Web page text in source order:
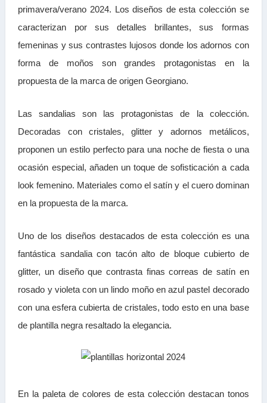
primavera/verano 2024. Los diseños de esta colección se
caracterizan por sus detalles brillantes, sus formas
femeninas y sus contrastes lujosos donde los adornos con
forma de moños son grandes protagonistas en la
propuesta de la marca de origen Georgiano.
Las sandalias son las protagonistas de la colección.
Decoradas con cristales, glitter y adornos metálicos,
proponen un estilo perfecto para una noche de fiesta o una
ocasión especial, añaden un toque de sofisticación a cada
look femenino. Materiales como el satín y el cuero dominan
en la propuesta de la marca.
Uno de los diseños destacados de esta colección es una
fantástica sandalia con tacón alto de bloque cubierto de
glitter, un diseño que contrasta finas correas de satín en
rosado y violeta con un lindo moño en azul pastel decorado
con una esfera cubierta de cristales, todo esto en una base
de plantilla negra resaltado la elegancia.
En la paleta de colores de esta colección destacan tonos